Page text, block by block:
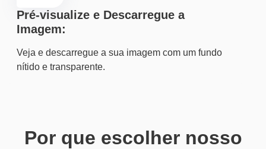
Pré-visualize e Descarregue a
Imagem:
Veja e descarregue a sua imagem com um fundo
nítido e transparente.
Por que escolher nosso